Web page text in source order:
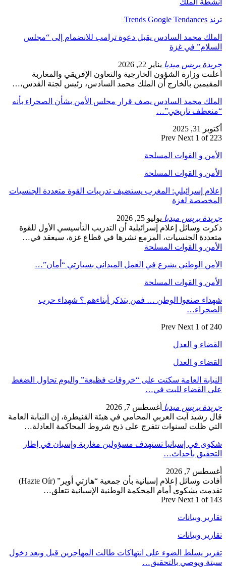
ترند Trends Google Tendances
الملك محمد السادس يقبل دعوة ترامب للانضمام إلى “مجلس
السلام” في غزة
جريدة بريس ميديا يناير 22, 2026
أعلنت وزارة الشؤون الخارجية والتعاون الإفريقي والمغاربة
المقيمين بالخارج أن الملك محمد السادس، رئيس لجنة القدس،…
الملك محمد السادس يصف قرار مجلس الأمن بشأن الصحراء بأنه
“منعطف تاريخي”…
أكتوبر 31, 2025
Prev Next 1 of 223
الأمن و القوات المسلحة
الأمن و القوات المسلحة
إعلام إسرائيلي: المغرب يستضيف تدريبات القوة متعددة الجنسيات
المخصصة لغزة
جريدة بريس ميديا يوليو 25, 2026
ذكرت وسائل إعلام إسرائيلية أن التدريب التأسيسي الأول للقوة
متعددة الجنسيات، المزمع نشرها في قطاع غزة، سيعقد في…
الأمن و القوات المسلحة
الأمن الوطني يشرع في العمل الميداني بسيارتي “أمان”…
الأمن و القوات المسلحة
شهداء صنعوا الوطن … فمن يتذكر أبناءهم ؟ شهداء حرب
الصحراء…
Prev Next 1 of 240
القضاء و العدل
القضاء و العدل
النيابة العامة سكتت على “خروقات فظيعة” واليوم تحاول الضغط
على القضاء للبت في…
جريدة بريس ميديا أغسطس 7, 2026
قال رشيد آيت العربي المحامي في هيئة القنيطرة، إن النيابة العامة
التي ظلت لسنوات تتفرج على ذبح شروط المحاكمة العادلة…
شكوى في إسبانيا تستهدف مسؤولين مغاربة وإسبان في إطار
التحقيق بأحداث…
أغسطس 7, 2026
أفادت وسائل إعلام إسبانية بأن جمعية “هازتي أوير” (Hazte Oír)
تقدمت بشكوى أمام المحكمة الوطنية الإسبانية تتعلق…
Prev Next 1 of 143
تقارير وبيانات
تقارير وبيانات
تقرير يسلط الضوء على انتهاكات طالت المهاجرين قبل وبعد دخول
سبتة ويوصي بالتحقيق…